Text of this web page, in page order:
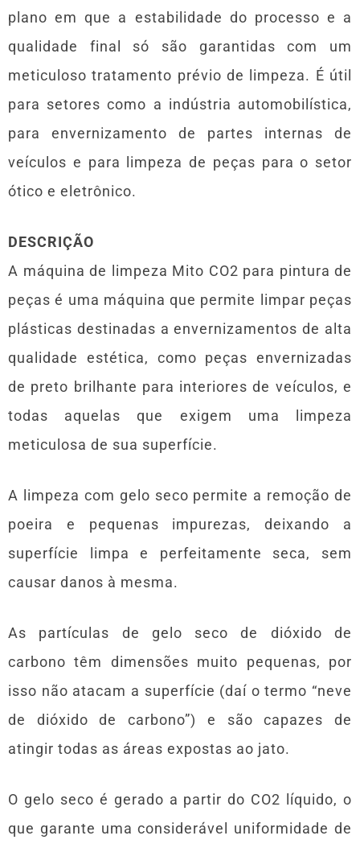
plano em que a estabilidade do processo e a
qualidade final só são garantidas com um
meticuloso tratamento prévio de limpeza. É útil
para setores como a indústria automobilística,
para envernizamento de partes internas de
veículos e para limpeza de peças para o setor
ótico e eletrônico.
DESCRIÇÃO
A máquina de limpeza Mito CO2 para pintura de
peças é uma máquina que permite limpar peças
plásticas destinadas a envernizamentos de alta
qualidade estética, como peças envernizadas
de preto brilhante para interiores de veículos, e
todas aquelas que exigem uma limpeza
meticulosa de sua superfície.
A limpeza com gelo seco permite a remoção de
poeira e pequenas impurezas, deixando a
superfície limpa e perfeitamente seca, sem
causar danos à mesma.
As partículas de gelo seco de dióxido de
carbono têm dimensões muito pequenas, por
isso não atacam a superfície (daí o termo “neve
de dióxido de carbono”) e são capazes de
atingir todas as áreas expostas ao jato.
O gelo seco é gerado a partir do CO2 líquido, o
que garante uma considerável uniformidade de